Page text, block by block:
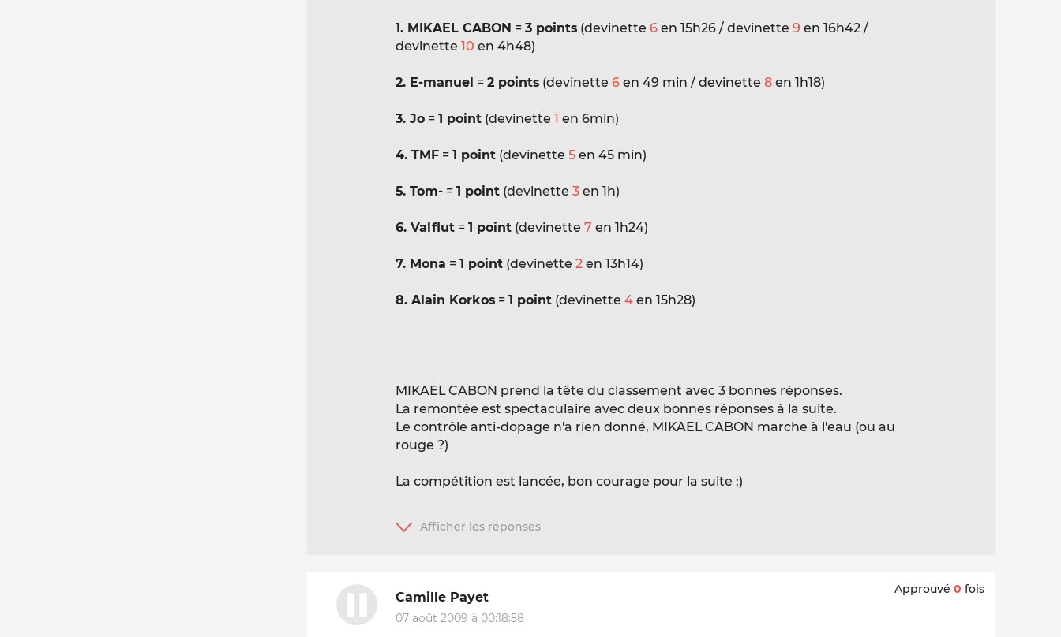
1. MIKAEL CABON =3 points (devinette6 en 15h26 / devinette9 en 16h42 /
devinette10 en 4h48)
2. E-manuel =2 points (devinette6 en 49 min / devinette8 en 1h18)
3. Jo =1 point (devinette1 en 6min)
4. TMF =1 point (devinette5 en 45 min)
5. Tom- =1 point (devinette3 en 1h)
6. Valflut =1 point (devinette7 en 1h24)
7. Mona =1 point (devinette2 en 13h14)
8. Alain Korkos =1 point (devinette4 en 15h28)
MIKAEL CABON prend la tête du classement avec 3 bonnes réponses.
La remontée est spectaculaire avec deux bonnes réponses à la suite.
Le contrôle anti-dopage n'a rien donné, MIKAEL CABON marche à l'eau (ou au
rouge ?)
La compétition est lancée, bon courage pour la suite :)
Camille Payet
07 août 2009 à 00:18:58
Approuvé 0 fois